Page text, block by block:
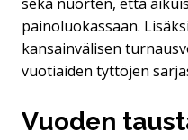
painoluokassaan.
kansainvälisen
vuotiaiden tyttöjen
Vuoden